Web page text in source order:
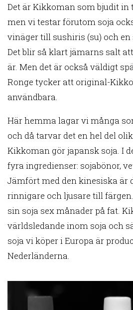
Det är Kikkoman som bjudit in
men vi testar förutom soja
vinäger till sushiris (su) och en
Det blir så klart jämarns salt
är. Men det är också väldigt
Ronge tycker att original-
användbara.
Här hemma lagar vi många
och då tarvar det en hel del
Kikkoman gör japansk soja. I
fyra ingredienser: sojabönor,
Jämfört med den kinesiska är
rinnigare och ljusare till
sin soja sex månader på fat.
världsledande inom soja och
soja vi köper i Europa är
Nederländerna.